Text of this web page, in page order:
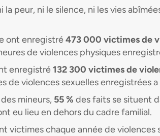
peur, ni le silence, ni les vies
ont enregistré473 000 victimes de
de violences physiques
enregistré132 300 victimes de
de violences sexuelles enregistrées
mineurs, 55 % des faits se situent
eu lieu en dehors du cadre familial.
victimes chaque année de